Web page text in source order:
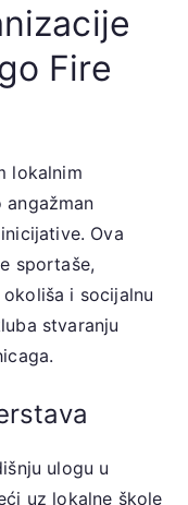
Fire
lokalnim
Ova
sportaše,
i socijalnu
stvaranju
ulogu u
uz lokalne škole